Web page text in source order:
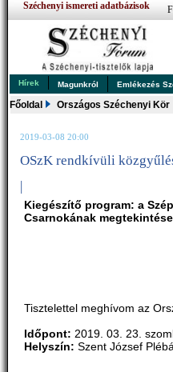
Széchenyi ismereti adatbázisok
Hírek Magunkról Emlékezés
Főoldal Országos Széchenyi Kör
2019-03-08 20:00
OSzK rendkívüli
|
Kiegészítő program: a
Csarnokának
Tisztelettel meghívom az
Időpont: 2019. 03. 23.
Helyszín: Szent József